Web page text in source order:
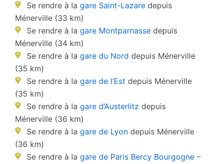
Se rendre à la gare Saint-Lazare depuis
Ménerville (33 km)
Se rendre à la gare Montparnasse depuis
Ménerville (34 km)
Se rendre à la gare du Nord depuis Ménerville
(35 km)
Se rendre à la gare de l’Est depuis Ménerville
(35 km)
Se rendre à la gare d’Austerlitz depuis
Ménerville (36 km)
Se rendre à la gare de Lyon depuis Ménerville
(36 km)
Se rendre à la gare de Paris Bercy Bourgogne –